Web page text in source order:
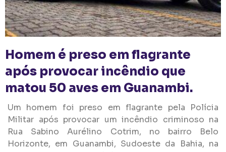
Homem é preso em flagrante
após provocar incêndio que
matou 50 aves em Guanambi.
Um homem foi preso em flagrante pela Polícia
Militar após provocar um incêndio criminoso na
Rua Sabino Aurélino Cotrim, no bairro Belo
Horizonte, em Guanambi, Sudoeste da Bahia, na